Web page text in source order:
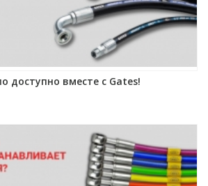
доступно вместе с Gates!